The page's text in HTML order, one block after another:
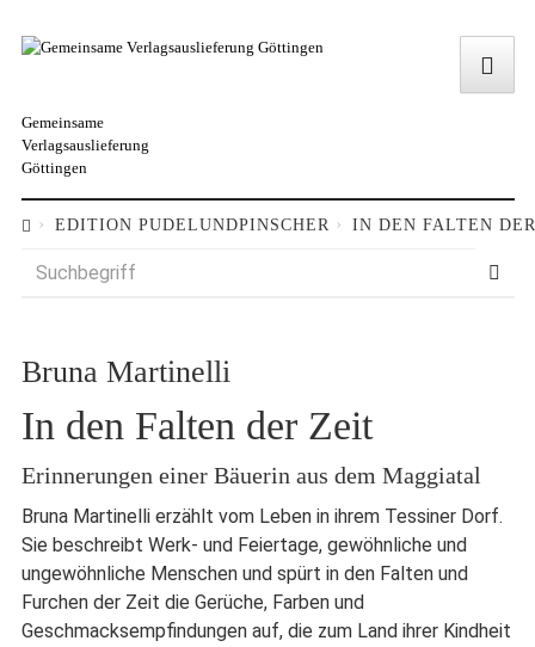
Gemeinsame
Verlagsauslieferung
Göttingen
EDITION PUDELUNDPINSCHER IN DEN FALTEN
Bruna Martinelli
In den Falten der Zeit
Erinnerungen einer Bäuerin aus dem Maggiatal
Bruna Martinelli erzählt vom Leben in ihrem Tessiner Dorf.
Sie beschreibt Werk- und Feiertage, gewöhnliche und
ungewöhnliche Menschen und spürt in den Falten und
Furchen der Zeit die Gerüche, Farben und
Geschmacksempfindungen auf, die zum Land ihrer Kindheit